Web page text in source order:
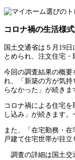
コロナ禍の生活様
国土交通省は５月19
とめられ、注文住宅
今回の調査結果の概
れ、「新築の方が気
らなかった」が続き
コロナ禍による住宅
し込み」が続きます
また、「在宅勤務・
戸建て住宅世帯が目立
調査の詳細は国土交